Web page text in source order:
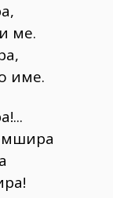
ме.
име.